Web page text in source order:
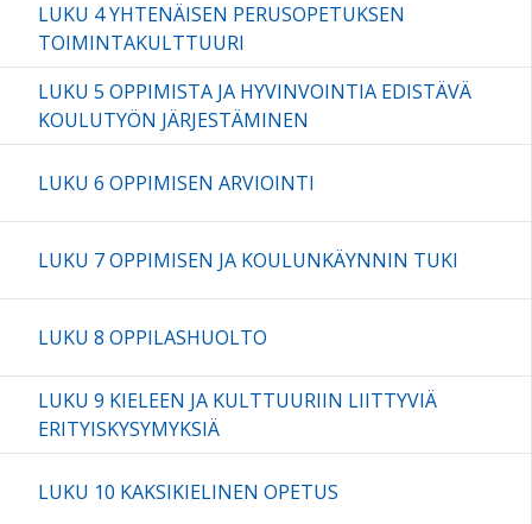
LUKU 4 YHTENÄISEN PERUSOPETUKSEN
TOIMINTAKULTTUURI
LUKU 5 OPPIMISTA JA HYVINVOINTIA EDISTÄVÄ
KOULUTYÖN JÄRJESTÄMINEN
LUKU 6 OPPIMISEN ARVIOINTI
LUKU 7 OPPIMISEN JA KOULUNKÄYNNIN TUKI
LUKU 8 OPPILASHUOLTO
LUKU 9 KIELEEN JA KULTTUURIIN LIITTYVIÄ
ERITYISKYSYMYKSIÄ
LUKU 10 KAKSIKIELINEN OPETUS